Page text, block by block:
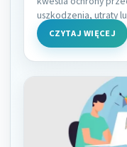
uszkodzenia, utraty
CZYTAJ WIĘCEJ